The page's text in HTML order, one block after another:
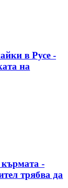
в Русе -
на
-
трябва да